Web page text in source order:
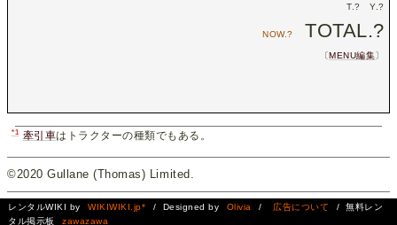
T.? Y.?
NOW.? TOTAL.?
〔MENU編集〕
*1 牽引車はトラクターの種類でもある。
©2020 Gullane (Thomas) Limited.
レンタルWIKI by WIKIWIKI.jp* / Designed by Olivia / 広告について
/ 無料レン
タル掲示板
zawazawa